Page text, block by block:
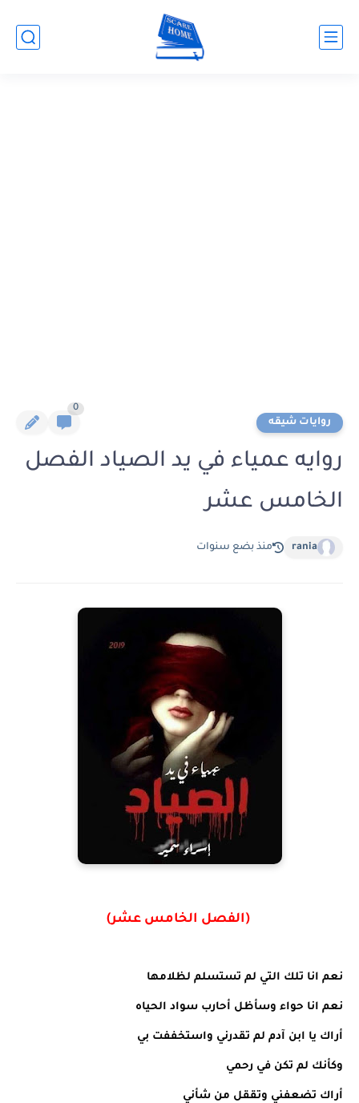
روايات شيقه
0
روايه عمياء في يد الصياد الفصل
الخامس عشر
rania منذ بضع سنوات
(الفصل الخامس عشر)
نعم انا تلك التي لم تستسلم لظلامها
نعم انا حواء وسأظل أحارب سواد الحياه
أراك يا ابن آدم لم تقدرني واستخففت بي
وكأنك لم تكن في رحمي
أراك تضعفني وتققل من شأني